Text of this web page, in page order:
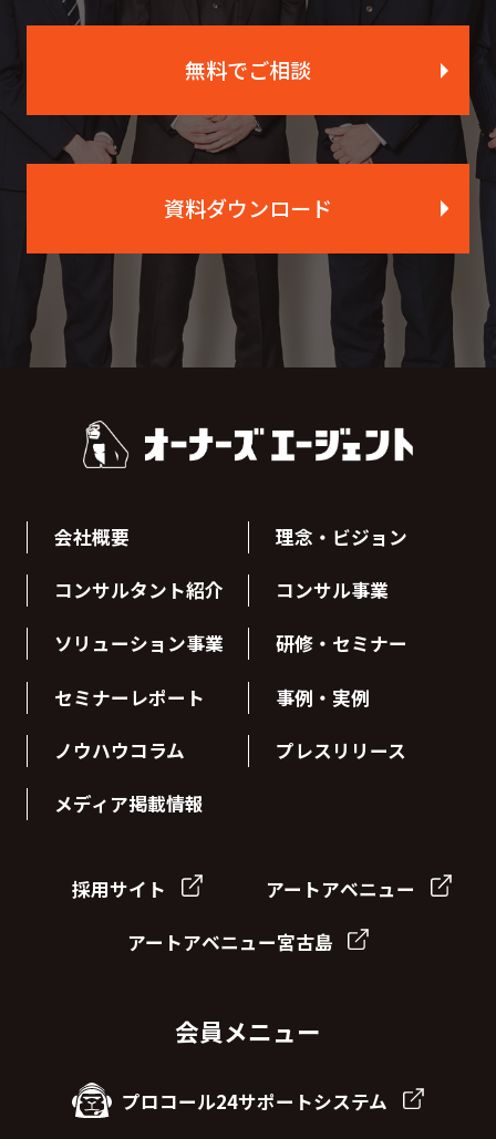
無料でご相談
資料ダウンロード
会社概要 理念・ビジョン
コンサルタント紹介 コンサル事業
ソリューション事業 研修・セミナー
セミナーレポート 事例・実例
ノウハウコラム プレスリリース
メディア掲載情報
採用サイト アートアベニュー
アートアベニュー宮古島
会員メニュー
プロコール24サポートシステム